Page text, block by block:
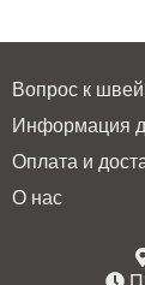
Вопрос к
Информация
Оплата и
О нас